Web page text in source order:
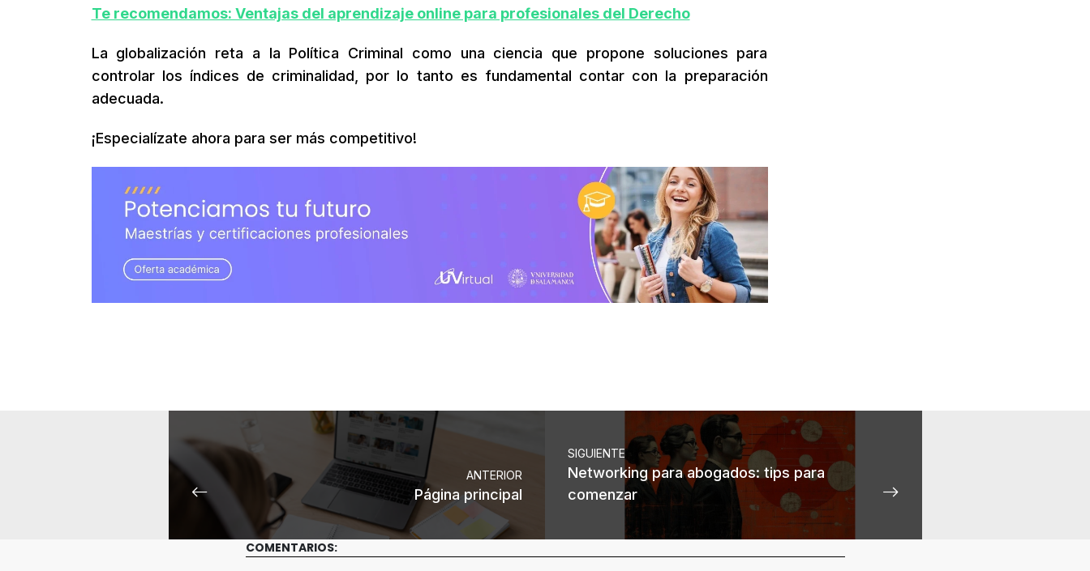
Te recomendamos: Ventajas del aprendizaje online para profesionales del Derecho
La globalización reta a la Política Criminal como una ciencia que propone soluciones para
controlar los índices de criminalidad, por lo tanto es fundamental contar con la preparación
adecuada.
¡Especialízate ahora para ser más competitivo!
ANTERIOR
Página principal
SIGUIENTE
Networking para abogados: tips para
comenzar
COMENTARIOS: